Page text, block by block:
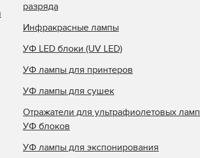
разряда
Инфракрасные лампы
УФ LED блоки (UV LED)
УФ лампы для принтеров
УФ лампы для сушек
Отражатели для ультрафиолетовых ламп
УФ блоков
УФ лампы для экспонирования